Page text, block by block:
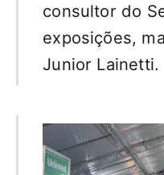
consultor do
exposições,
Junior Lainetti.